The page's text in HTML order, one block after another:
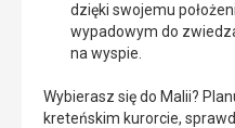
dzięki swojemu
wypadowym do
na wyspie.
Wybierasz się do Malii?
kreteńskim kurorcie,